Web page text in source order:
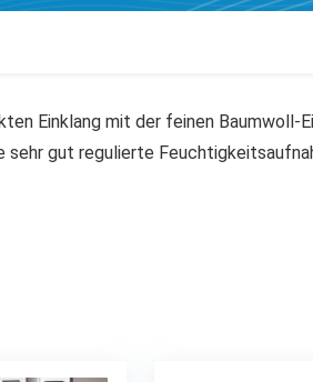
Einklang mit der feinen Baumwoll-
sehr gut regulierte